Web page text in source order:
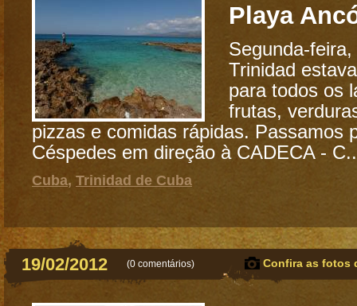
Playa
Segunda-
Trinidad
para todos os
frutas,
pizzas e comidas rápidas. Passamos
Céspedes em direção à CADECA -
Cuba, Trinidad de Cuba
19/02/2012 (0 comentários) Confira as fotos